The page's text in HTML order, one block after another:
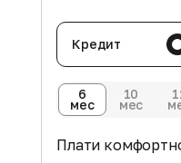
Кредит
6
мес
10
мес
Плати